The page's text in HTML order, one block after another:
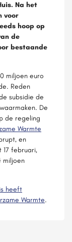
Na het
voor
hoop op
de
bestaande
miljoen euro
Reden
subsidie de
De
de regeling
Warmte
en
februari,
heeft
Warmte.